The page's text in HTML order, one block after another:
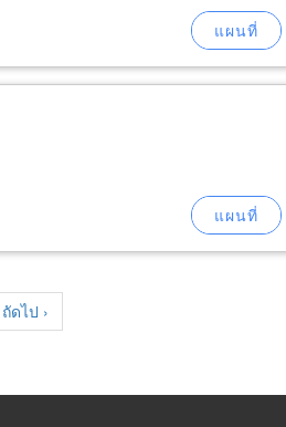
Next
page
ถัดไป ›